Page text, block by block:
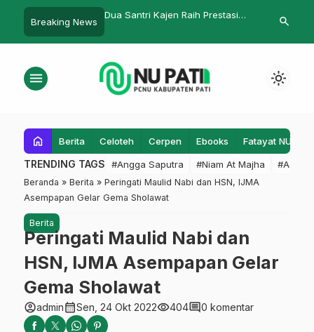
Breaking News
Bidang Sains
Kemah Wisata Gedong Songo
Peserta
Nahdlatul
Toleransi
search
menu light_mode
home Berita Celoteh Cerpen Ebooks Fatayat NU
TRENDING TAGS #Angga Saputra #Niam At Majha #Admin
Beranda » Berita » Peringati Maulid Nabi dan HSN, IJMA
Asempapan Gelar Gema Sholawat
Berita
Peringati Maulid Nabi dan
HSN, IJMA Asempapan Gelar
Gema Sholawat
account_circleadmincalendar_monthSen, 24 Okt 2022visibility404comment0 komentar